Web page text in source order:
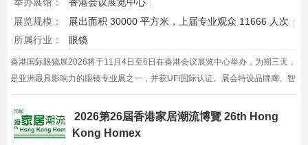
展览规模：
展出面积 30000 平方米，上届专业观众 11666 人次
所属行业：
眼镜
香港国际眼镜展2026将于11月4日至6日在香港会议展览中心举办，为期三天，
是亚洲最具影响力的眼镜专业展之一，并获UFI国际认证。展会特设品牌廊、智
能眼镜专区与多国展馆，汇聚全球视光产品供应商，并配套眼镜汇演与行业论
坛，为展商与买家创造高效的跨境商贸与合作机…
2026第26屆香港家居潮流博覽 26th Hong
Kong Homex